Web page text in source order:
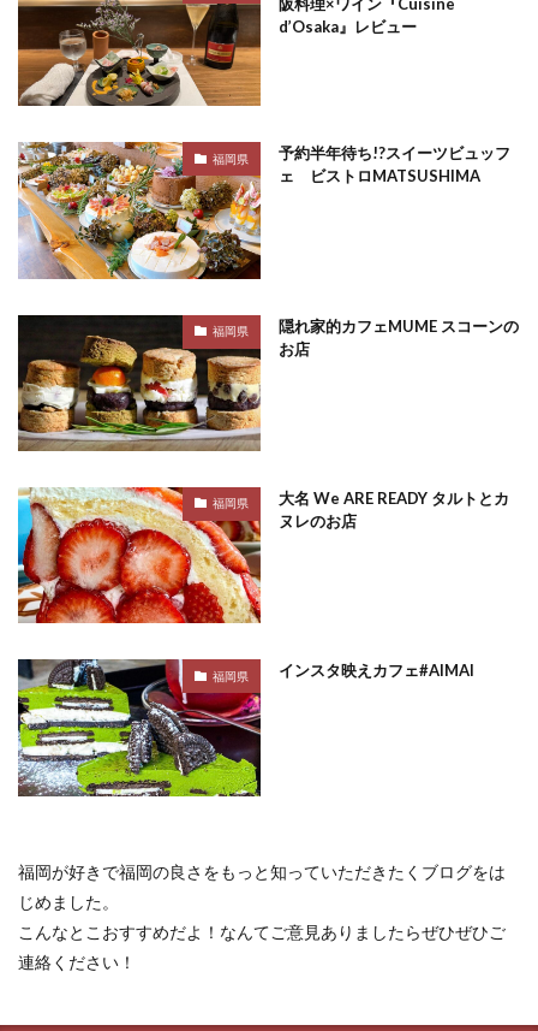
d’Osaka』レビュー
福岡県
予約半年待ち!?スイーツビュッフ
ェ ビストロMATSUSHIMA
福岡県
隠れ家的カフェMUME スコーンの
お店
福岡県
大名 We ARE READY タルトとカ
ヌレのお店
福岡県 インスタ映えカフェ#AIMAI
福岡が好きで福岡の良さをもっと知っていただきたくブログをは
じめました。
こんなとこおすすめだよ！なんてご意見ありましたらぜひぜひご
連絡ください！